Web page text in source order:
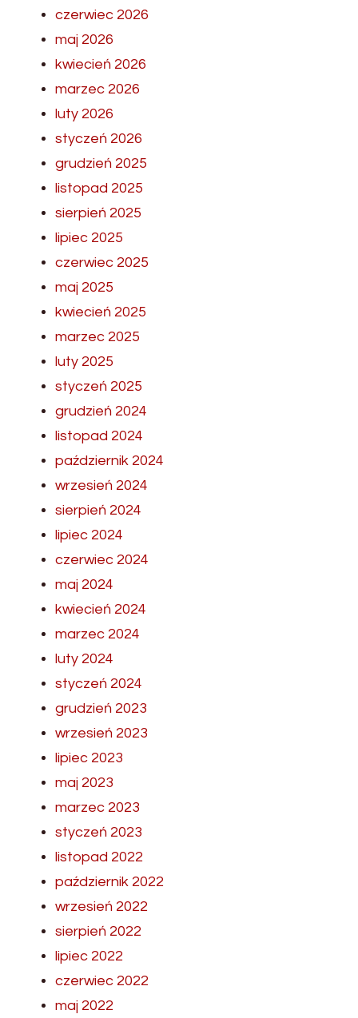
czerwiec 2026
maj 2026
kwiecień 2026
marzec 2026
luty 2026
styczeń 2026
grudzień 2025
listopad 2025
sierpień 2025
lipiec 2025
czerwiec 2025
maj 2025
kwiecień 2025
marzec 2025
luty 2025
styczeń 2025
grudzień 2024
listopad 2024
październik 2024
wrzesień 2024
sierpień 2024
lipiec 2024
czerwiec 2024
maj 2024
kwiecień 2024
marzec 2024
luty 2024
styczeń 2024
grudzień 2023
wrzesień 2023
lipiec 2023
maj 2023
marzec 2023
styczeń 2023
listopad 2022
październik 2022
wrzesień 2022
sierpień 2022
lipiec 2022
czerwiec 2022
maj 2022